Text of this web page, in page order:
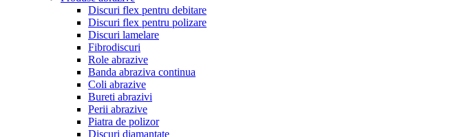
Discuri flex pentru debitare
Discuri flex pentru polizare
Discuri lamelare
Fibrodiscuri
Role abrazive
Banda abraziva continua
Coli abrazive
Bureti abrazivi
Perii abrazive
Piatra de polizor
Discuri diamantate